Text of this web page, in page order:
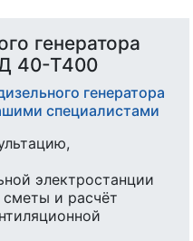
генератора
40-Т400
генератора
специалистами
электростанции
и расчёт